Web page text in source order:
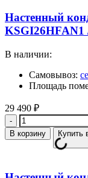
Настенный
KSGI26HFAN1
В наличии:
Самовывоз:
Площадь
29 490 ₽
Количество
В корзину Купить